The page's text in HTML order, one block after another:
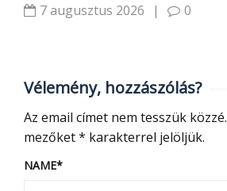
7 augusztus 2026
| 0
Vélemény, hozzászólás?
Az email címet nem tesszük közzé.
mezőket* karakterrel jelöljük.
NAME*